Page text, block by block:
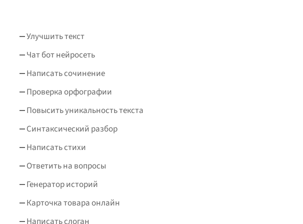
Улучшить текст
Чат бот нейросеть
Написать сочинение
Проверка орфографии
Повысить уникальность текста
Синтаксический разбор
Написать стихи
Ответить на вопросы
Генератор историй
Карточка товара онлайн
Написать слоган